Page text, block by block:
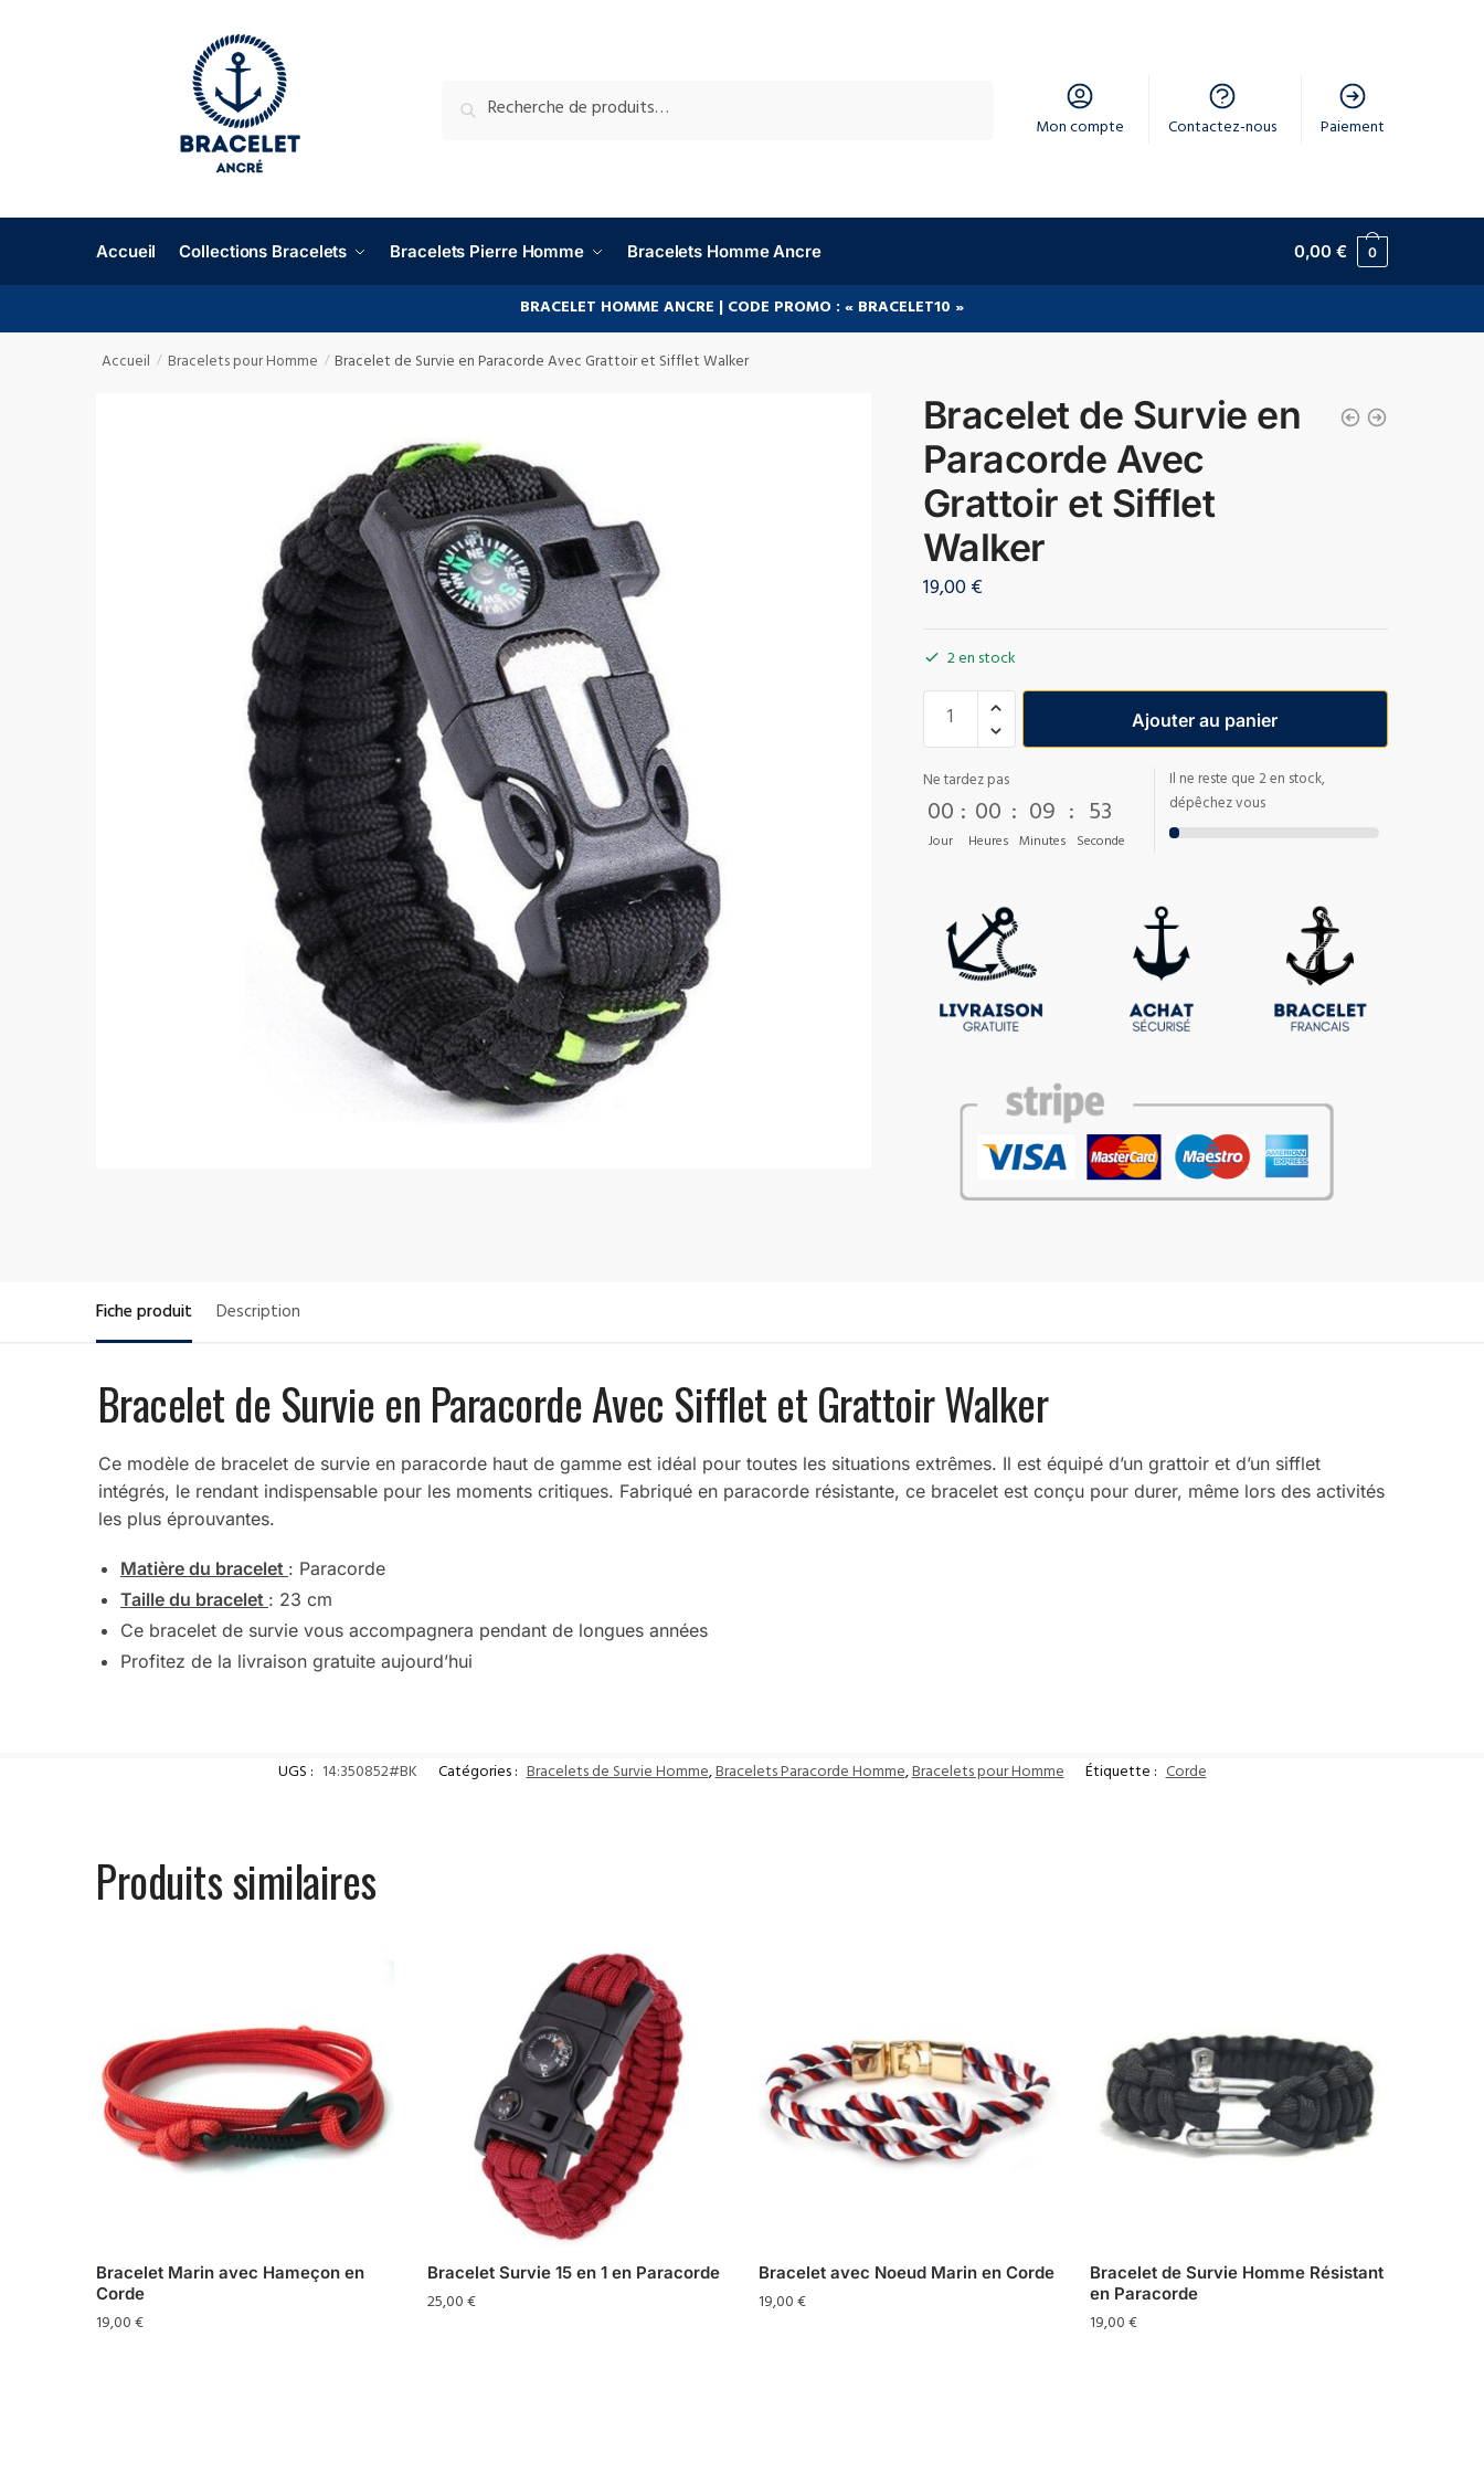
Mon compte Contactez-nous Paiement
Accueil Collections Bracelets Bracelets Pierre Homme Bracelets Homme Ancre 0,00€ 0
BRACELET HOMME ANCRE | CODE PROMO : « BRACELET10 »
Accueil / Bracelets pour Homme / Bracelet de Survie en Paracorde Avec Grattoir et Sifflet Walker
Bracelet de Survie en
Paracorde Avec
Grattoir et Sifflet
Walker
19,00€
2 en stock
Ajouter au panier
Ne tardez pas
00
Jour
: 00
Heures
: 09
Minutes
: 52
Seconde
Il ne reste que 2 en stock,
dépêchez vous
Fiche produit Description
Bracelet de Survie en Paracorde Avec Sifflet et Grattoir Walker
Ce modèle de bracelet de survie en paracorde haut de gamme est idéal pour toutes les situations extrêmes. Il est équipé d’un grattoir et d’un sifflet
intégrés, le rendant indispensable pour les moments critiques. Fabriqué en paracorde résistante, ce bracelet est conçu pour durer, même lors des activités
les plus éprouvantes.
Matière du bracelet : Paracorde
Taille du bracelet : 23 cm
Ce bracelet de survie vous accompagnera pendant de longues années
Profitez de la livraison gratuite aujourd’hui
UGS : 14:350852#BK Catégories : Bracelets de Survie Homme,Bracelets Paracorde Homme,Bracelets pour Homme Étiquette : Corde
Produits similaires
Bracelet Marin avec Hameçon en
Corde
19,00€
Bracelet Survie 15 en 1 en Paracorde
25,00€
Bracelet avec Noeud Marin en Corde
19,00€
Bracelet de Survie Homme Résistant
en Paracorde
19,00€